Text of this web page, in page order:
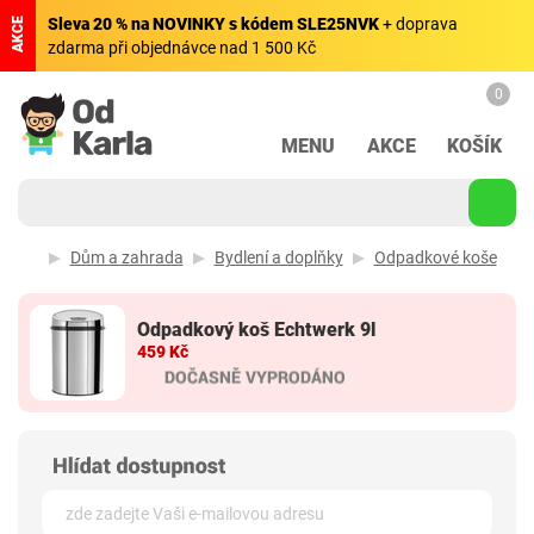
AKCE Sleva 20 % na NOVINKY s kódem SLE25NVK+ doprava
zdarma při objednávce nad 1 500 Kč
MENU AKCE
0
KOŠÍK
Dům a zahrada Bydlení a doplňky Odpadkové koše
Odpadkový koš Echtwerk 9l
459 Kč